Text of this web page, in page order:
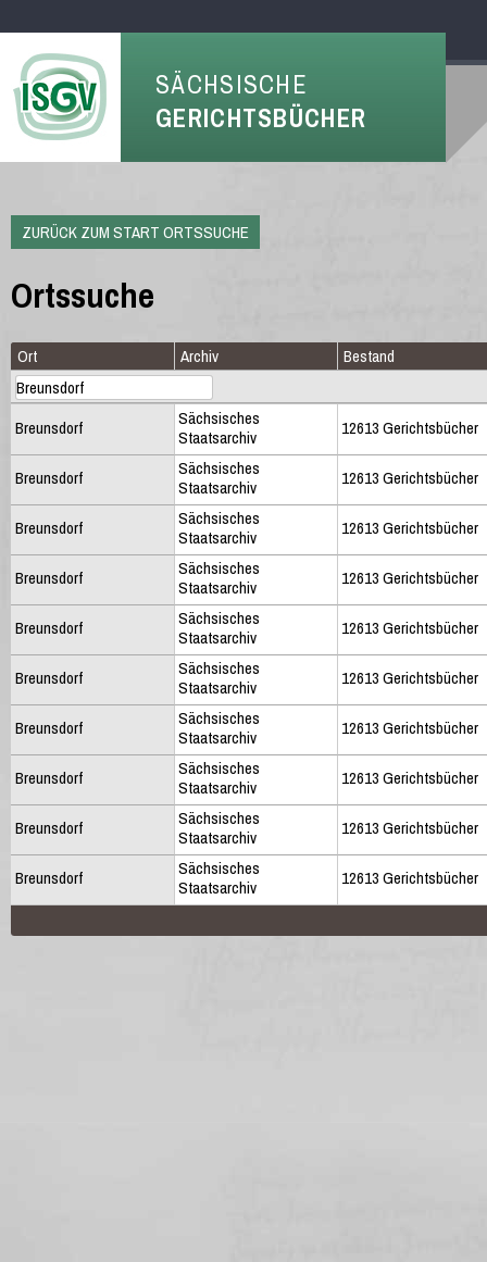
SÄCHSISCHE
GERICHTSBÜCHER
ZURÜCK ZUM START ORTSSUCHE
Ortssuche
Ort Archiv Bestand
Breunsdorf
Sächsisches
Staatsarchiv
12613 Gerichtsbücher
Breunsdorf
Sächsisches
Staatsarchiv
12613 Gerichtsbücher
Breunsdorf
Sächsisches
Staatsarchiv
12613 Gerichtsbücher
Breunsdorf
Sächsisches
Staatsarchiv
12613 Gerichtsbücher
Breunsdorf
Sächsisches
Staatsarchiv
12613 Gerichtsbücher
Breunsdorf
Sächsisches
Staatsarchiv
12613 Gerichtsbücher
Breunsdorf
Sächsisches
Staatsarchiv
12613 Gerichtsbücher
Breunsdorf
Sächsisches
Staatsarchiv
12613 Gerichtsbücher
Breunsdorf
Sächsisches
Staatsarchiv
12613 Gerichtsbücher
Breunsdorf
Sächsisches
Staatsarchiv
12613 Gerichtsbücher